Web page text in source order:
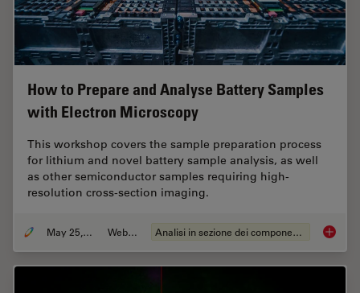
How to Prepare and Analyse Battery Samples
with Electron Microscopy
This workshop covers the sample preparation process
for lithium and novel battery sample analysis, as well
as other semiconductor samples requiring high-
resolution cross-section imaging.
May 25, 2023 Webinar: Analisi in sezione dei componenti elettronici How to